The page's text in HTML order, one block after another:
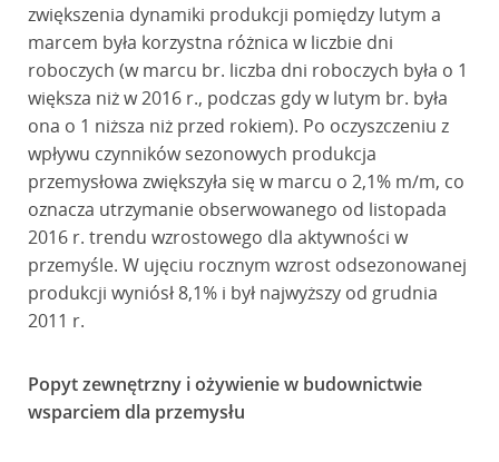
zwiększenia dynamiki produkcji pomiędzy lutym a
marcem była korzystna różnica w liczbie dni
roboczych (w marcu br. liczba dni roboczych była o 1
większa niż w 2016 r., podczas gdy w lutym br. była
ona o 1 niższa niż przed rokiem). Po oczyszczeniu z
wpływu czynników sezonowych produkcja
przemysłowa zwiększyła się w marcu o 2,1% m/m, co
oznacza utrzymanie obserwowanego od listopada
2016 r. trendu wzrostowego dla aktywności w
przemyśle. W ujęciu rocznym wzrost odsezonowanej
produkcji wyniósł 8,1% i był najwyższy od grudnia
2011 r.
Popyt zewnętrzny i ożywienie w budownictwie
wsparciem dla przemysłu